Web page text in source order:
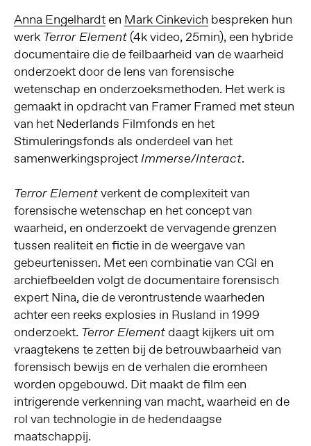
Anna Engelhardten Mark Cinkevich bespreken hun
werk Terror Element(4k video, 25min), een hybride
documentaire die de feilbaarheid van de waarheid
onderzoekt door de lens van forensische
wetenschap en onderzoeksmethoden. Het werk is
gemaakt in opdracht van Framer Framed met steun
van het Nederlands Filmfonds en het
Stimuleringsfonds als onderdeel van het
samenwerkingsprojectImmerse/Interact.
Terror Elementverkent de complexiteit van
forensische wetenschap en het concept van
waarheid, en onderzoekt de vervagende grenzen
tussen realiteit en fictie in de weergave van
gebeurtenissen. Met een combinatie van CGI en
archiefbeelden volgt de documentaire forensisch
expert Nina, die de verontrustende waarheden
achter een reeks explosies in Rusland in 1999
onderzoekt. Terror Elementdaagt kijkers uit om
vraagtekens te zetten bij de betrouwbaarheid van
forensisch bewijs en de verhalen die eromheen
worden opgebouwd. Dit maakt de film een
intrigerende verkenning van macht, waarheid en de
rol van technologie in de hedendaagse
maatschappij.